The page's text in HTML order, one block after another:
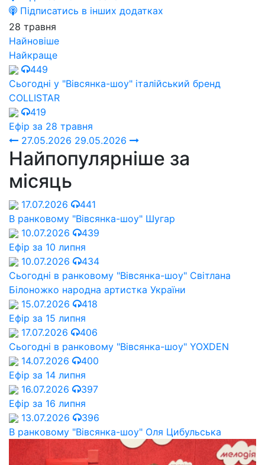
Підписатись в інших додатках
28 травня
Найновіше
Найкраще
449
Cьогодні у "Вівсянка-шоу" італійський бренд
СOLLISTAR
419
Ефір за 28 травня
27.05.2026 29.05.2026
Найпопулярніше за
місяць
17.07.2026
441
В ранковому "Вівсянка-шоу" Шугар
10.07.2026
439
Ефір за 10 липня
10.07.2026
434
Сьогодні в ранковому "Вівсянка-шоу" Cвітлана
Білоножко народна артистка України
15.07.2026
418
Ефір за 15 липня
17.07.2026
406
Сьогодні в ранковому "Вівсянка-шоу" YOXDEN
14.07.2026
400
Ефір за 14 липня
16.07.2026
397
Ефір за 16 липня
13.07.2026
396
В ранковому "Вівсянка-шоу" Оля Цибульська